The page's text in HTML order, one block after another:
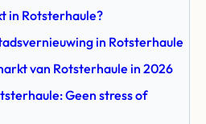
in Rotsterhaule?
in Rotsterhaule
van Rotsterhaule in 2026
Geen stress of